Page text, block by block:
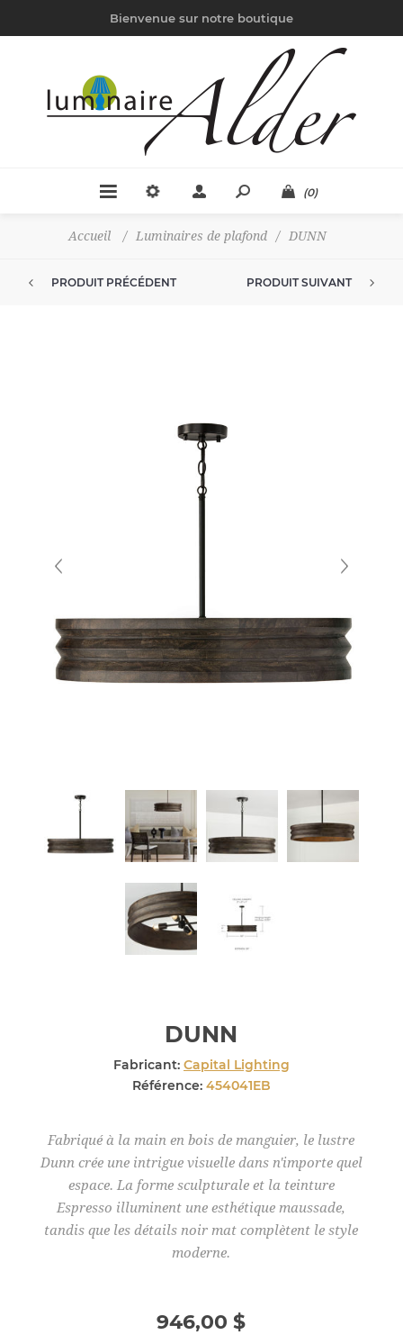
Bienvenue sur notre boutique
(0)
Accueil / Luminaires de plafond / DUNN
PRODUIT PRÉCÉDENT PRODUIT SUIVANT
DUNN
Fabricant: Capital Lighting
Référence: 454041EB
Fabriqué à la main en bois de manguier, le lustre
Dunn crée une intrigue visuelle dans n'importe quel
espace. La forme sculpturale et la teinture
Espresso illuminent une esthétique maussade,
tandis que les détails noir mat complètent le style
moderne.
946,00 $